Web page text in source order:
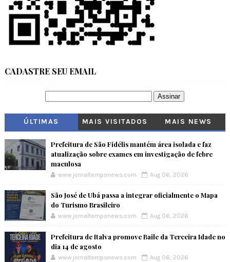
CADASTRE SEU EMAIL
ÚLTIMAS MAIS VISITADOS MAIS NEWS
Prefeitura de São Fidélis mantém área isolada e faz
atualização sobre exames em investigação de febre
maculosa
www.jornaltemponews.com Aug 06, 2026
São José de Ubá passa a integrar oficialmente o Mapa
do Turismo Brasileiro
www.jornaltemponews.com Aug 06, 2026
Prefeitura de Italva promove Baile da Terceira Idade no
dia 14 de agosto
www.jornaltemponews.com Aug 06, 2026